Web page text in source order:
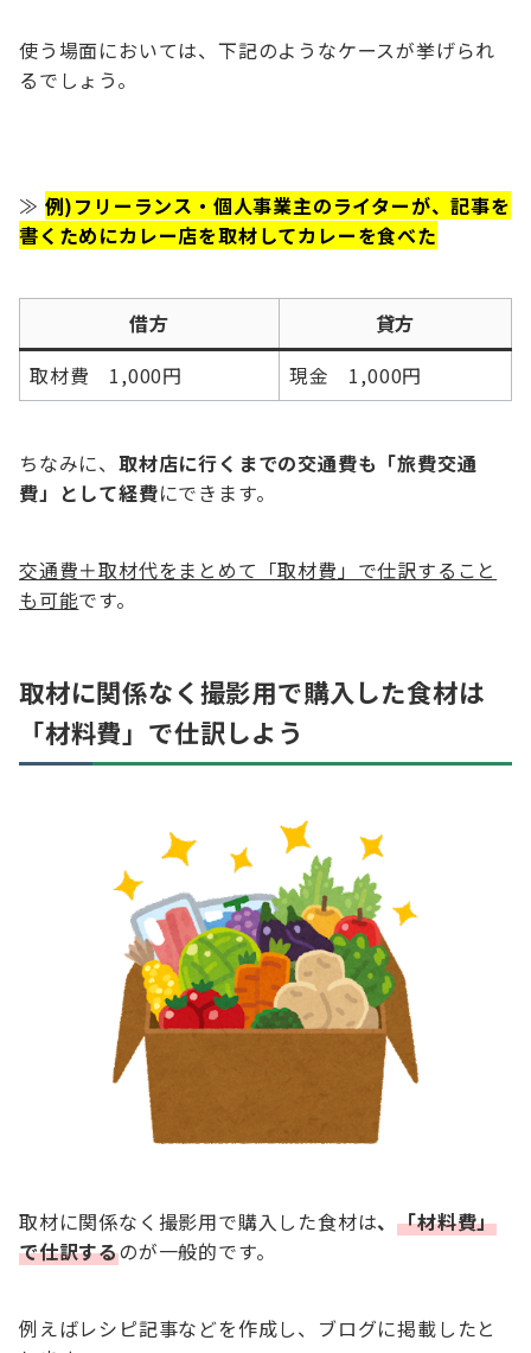
使う場面においては、下記のようなケースが挙げられ
るでしょう。
≫ 例)フリーランス・個人事業主のライターが、記事を
書くためにカレー店を取材してカレーを食べた
借方
貸方
取材費 1,000円
現金 1,000円
ちなみに、 取材店に行くまでの交通費も「旅費交通
費」として経費にできます。
交通費＋取材代をまとめて「取材費」で仕訳すること
も可能です。
取材に関係なく撮影用で購入した食材は
「材料費」で仕訳しよう
取材に関係なく撮影用で購入した食材は、「材料費」
で仕訳するのが一般的です。
例えばレシピ記事などを作成し、ブログに掲載したと